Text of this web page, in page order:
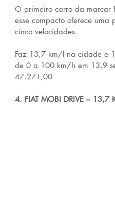
O primeiro carro da marcar
esse compacto oferece
cinco velocidades.
Faz 13,7 km/l na cidade e
de 0 a 100 km/h em 13,9
47.271,00
4. FIAT MOBI DRIVE –